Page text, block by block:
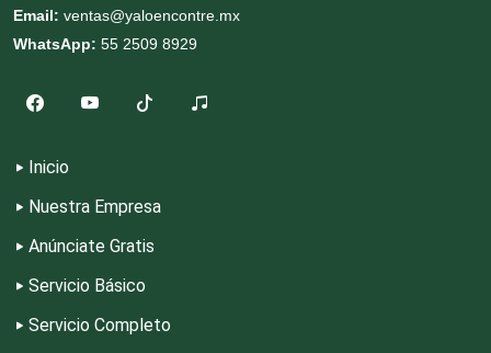
Dentistas
Deportes
Dermatólogos
Email: ventas@yaloencontre.mx
WhatsApp: 55 2509 8929
Inicio
Nuestra Empresa
Anúnciate Gratis
Servicio Básico
Servicio Completo